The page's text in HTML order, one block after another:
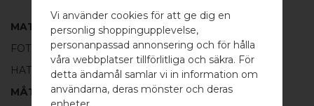
WELCOME TO
MATERIAL
FOT:
100% BORSTAD MÄSSING
HATT:
100% SVART ALUMINIUM
MÅTT
Vi använder cookies för att ge dig en
personlig shoppingupplevelse,
personanpassad annonsering och för hålla
våra webbplatser tillförlitliga och säkra. För
detta ändamål samlar vi in information om
användarna, deras mönster och deras